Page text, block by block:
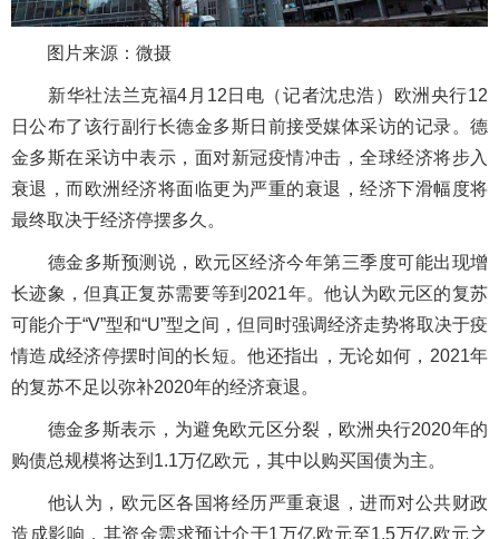
图片来源：微摄
新华社法兰克福4月12日电（记者沈忠浩）欧洲央行12
日公布了该行副行长德金多斯日前接受媒体采访的记录。德
金多斯在采访中表示，面对新冠疫情冲击，全球经济将步入
衰退，而欧洲经济将面临更为严重的衰退，经济下滑幅度将
最终取决于经济停摆多久。
德金多斯预测说，欧元区经济今年第三季度可能出现增
长迹象，但真正复苏需要等到2021年。他认为欧元区的复苏
可能介于“V”型和“U”型之间，但同时强调经济走势将取决于疫
情造成经济停摆时间的长短。他还指出，无论如何，2021年
的复苏不足以弥补2020年的经济衰退。
德金多斯表示，为避免欧元区分裂，欧洲央行2020年的
购债总规模将达到1.1万亿欧元，其中以购买国债为主。
他认为，欧元区各国将经历严重衰退，进而对公共财政
造成影响，其资金需求预计介于1万亿欧元至1.5万亿欧元之